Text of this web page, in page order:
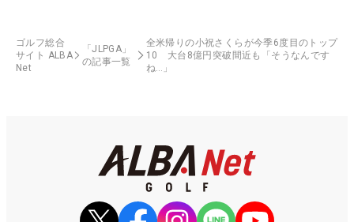
ゴルフ総合
サイト ALBA
Net
「JLPGA」
の記事一覧
全米帰りの小祝さくらが今季6度目のトップ
10 大台8億円突破間近も「そうなんです
ね…」